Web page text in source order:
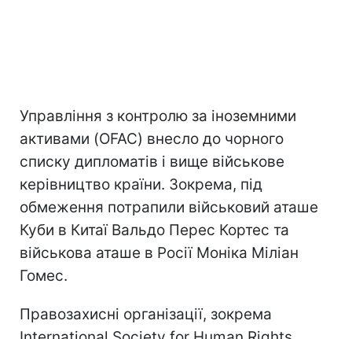
Управління з контролю за іноземними
активами (OFAC) внесло до чорного
списку дипломатів і вище військове
керівництво країни. Зокрема, під
обмеження потрапили військовий аташе
Куби в Китаї Вальдо Перес Кортес та
військова аташе в Росії Моніка Міліан
Гомес.
Правозахисні організації, зокрема